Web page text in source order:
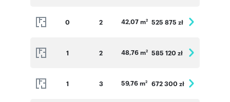
0 2 42,07 m2 525 875 zł
1 2 48,76 m2 585 120 zł
1 3 59,76 m2 672 300 zł